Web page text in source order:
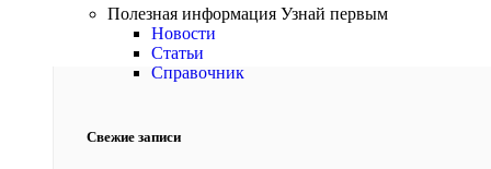
Полезная информация Узнай первым
Новости
Статьи
Справочник
Свежие записи